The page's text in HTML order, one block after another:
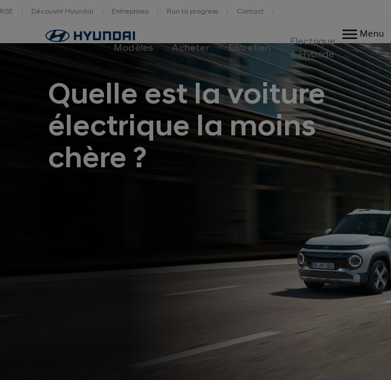
RSE Découvrir Hyundai Entreprises Run to progress Contact
Page
d'accueil
Modèles Acheter Entretien
Electrique
& Hybride
Menu
Quelle est la voiture
électrique la moins
chère ?